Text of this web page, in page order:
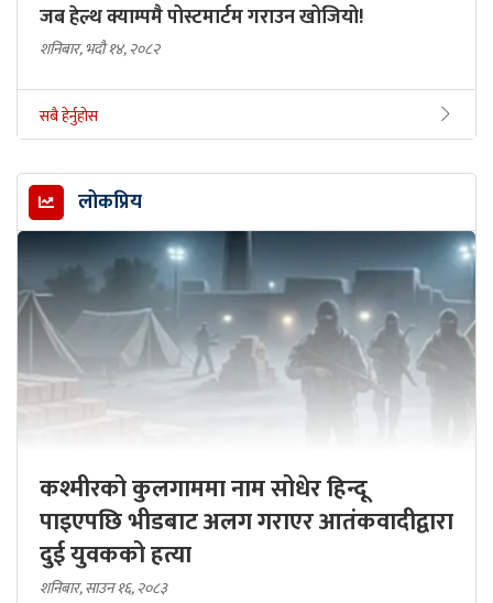
जब हेल्थ क्याम्पमै पोस्टमार्टम गराउन खोजियो!
शनिबार, भदौ १४, २०८२
सबै हेर्नुहोस
लोकप्रिय
कश्मीरको कुलगाममा नाम सोधेर हिन्दू
पाइएपछि भीडबाट अलग गराएर आतंकवादीद्वारा
दुई युवकको हत्या
शनिबार, साउन १६, २०८३